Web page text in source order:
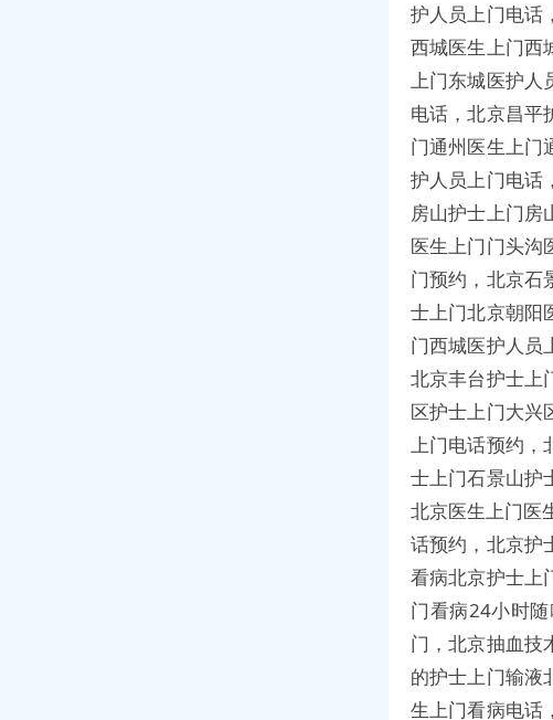
护人员上门电话
西城医生上门西
上门东城医护人
电话，北京昌平
门通州医生上门
护人员上门电话
房山护士上门房
医生上门门头沟
门预约，北京石
士上门北京朝阳
门西城医护人员
北京丰台护士上
区护士上门大兴
上门电话预约，
士上门石景山护
北京医生上门医
话预约，北京护
看病北京护士上
门看病24小时
门，北京抽血技
的护士上门输液
生上门看病电话